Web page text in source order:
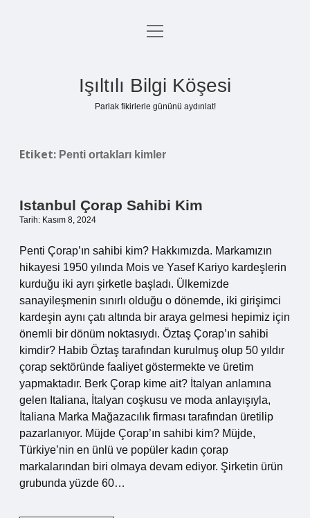
Anasayfa
Yasal Uyarı
menüyü
Işıltılı Bilgi Köşesi
Parlak fikirlerle gününü aydınlat!
Etiket: Penti ortakları kimler
Istanbul Çorap Sahibi Kim
Tarih: Kasım 8, 2024
Penti Çorap’ın sahibi kim? Hakkımızda. Markamızın
hikayesi 1950 yılında Mois ve Yasef Kariyo kardeşlerin
kurduğu iki ayrı şirketle başladı. Ülkemizde
sanayileşmenin sınırlı olduğu o dönemde, iki girişimci
kardeşin aynı çatı altında bir araya gelmesi hepimiz için
önemli bir dönüm noktasıydı. Öztaş Çorap’ın sahibi
kimdir? Habib Öztaş tarafından kurulmuş olup 50 yıldır
çorap sektöründe faaliyet göstermekte ve üretim
yapmaktadır. Berk Çorap kime ait? İtalyan anlamına
gelen Italiana, İtalyan coşkusu ve moda anlayışıyla,
İtaliana Marka Mağazacılık firması tarafından üretilip
pazarlanıyor. Müjde Çorap’ın sahibi kim? Müjde,
Türkiye’nin en ünlü ve popüler kadın çorap
markalarından biri olmaya devam ediyor. Şirketin ürün
grubunda yüzde 60…